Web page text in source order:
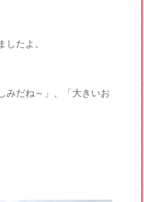
たよ。
みだね～」、「大きいお